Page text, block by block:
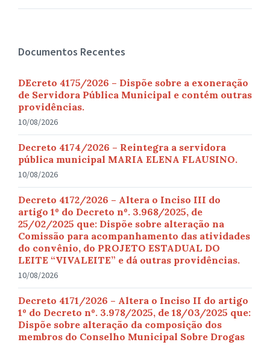
Documentos Recentes
DEcreto 4175/2026 – Dispõe sobre a exoneração
de Servidora Pública Municipal e contém outras
providências.
10/08/2026
Decreto 4174/2026 – Reintegra a servidora
pública municipal MARIA ELENA FLAUSINO.
10/08/2026
Decreto 4172/2026 – Altera o Inciso III do
artigo 1º do Decreto nº. 3.968/2025, de
25/02/2025 que: Dispõe sobre alteração na
Comissão para acompanhamento das atividades
do convênio, do PROJETO ESTADUAL DO
LEITE “VIVALEITE” e dá outras providências.
10/08/2026
Decreto 4171/2026 – Altera o Inciso II do artigo
1º do Decreto nº. 3.978/2025, de 18/03/2025 que:
Dispõe sobre alteração da composição dos
membros do Conselho Municipal Sobre Drogas